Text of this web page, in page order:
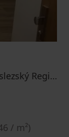
Ostrava - Poruba-sever, Moravskoslezský Region
/ m²)